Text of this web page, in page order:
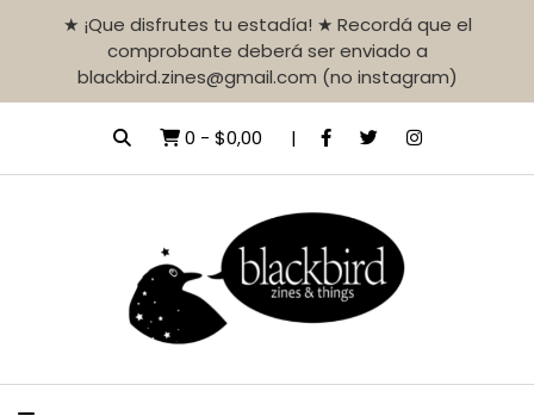
★ ¡Que disfrutes tu estadía! ★ Recordá que el
comprobante deberá ser enviado a
blackbird.zines@gmail.com (no instagram)
0 - $0,00